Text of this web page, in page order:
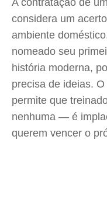
A contratação de
considera um
ambiente
nomeado seu
história moderna,
precisa de ideias.
permite que
nenhuma — é
querem vencer o